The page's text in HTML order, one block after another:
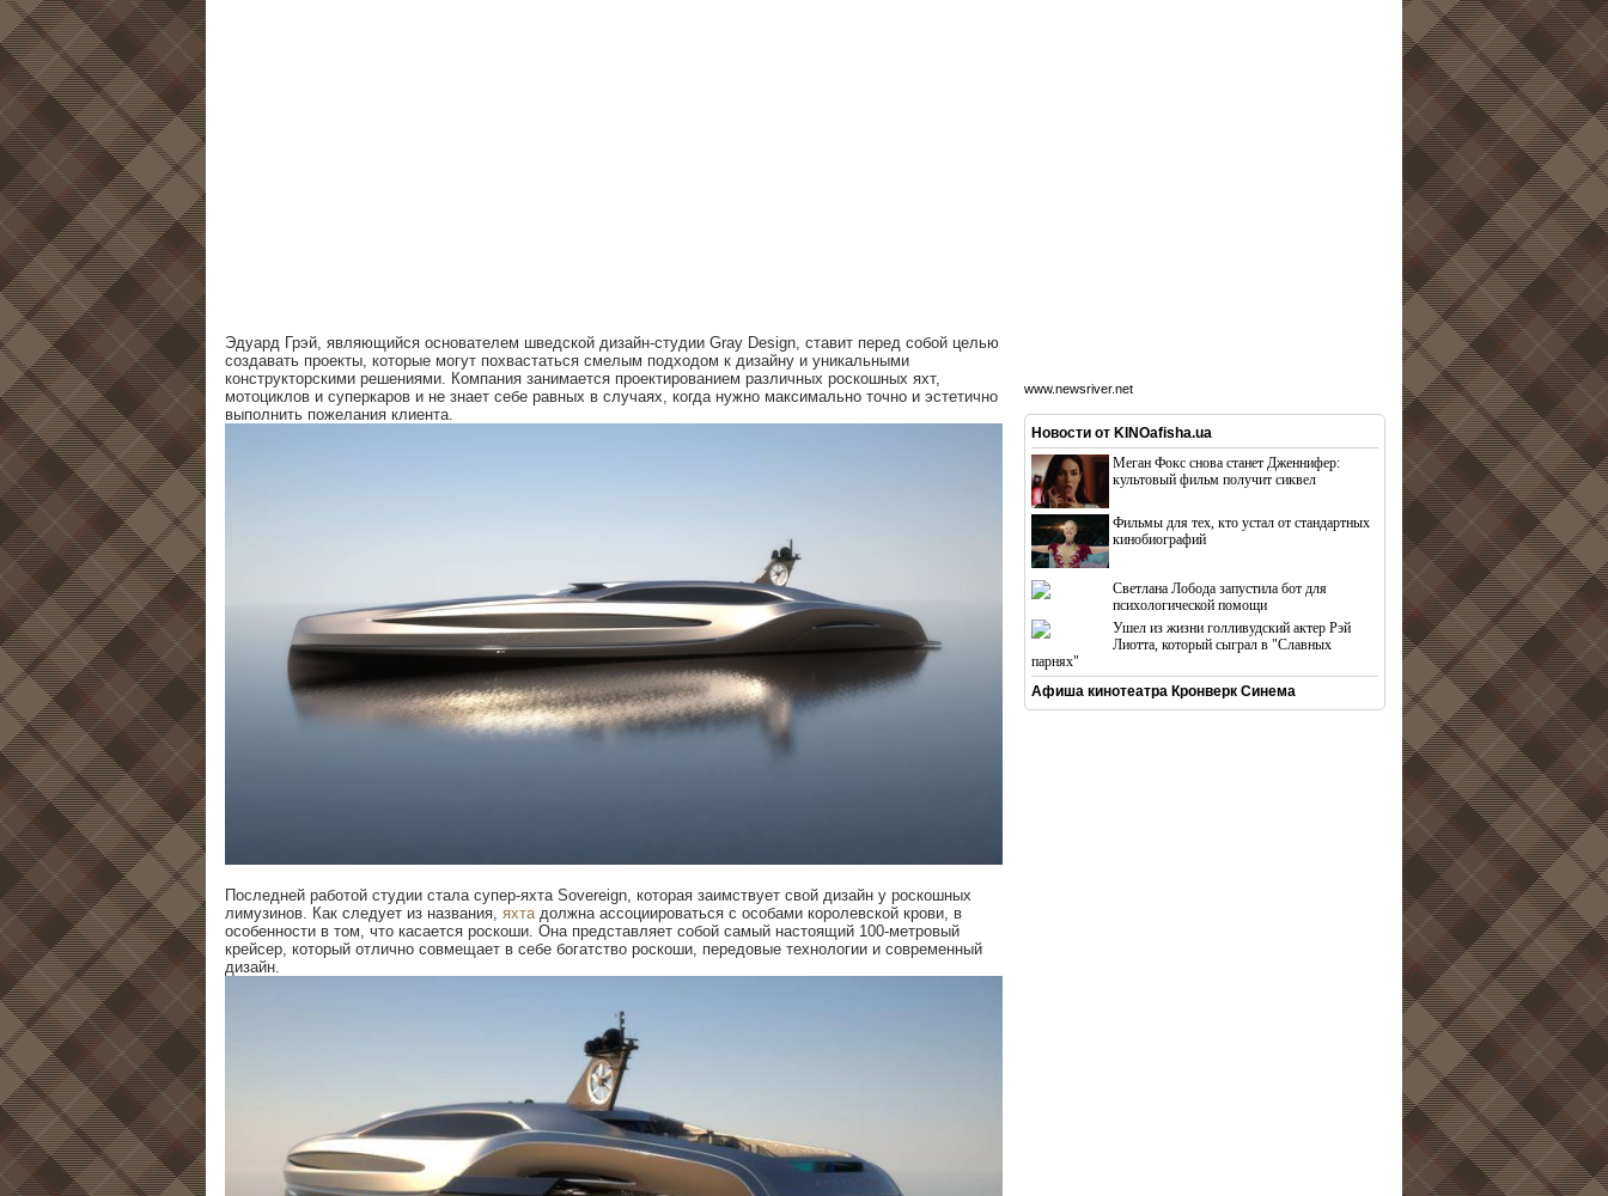
Эдуард Грэй, являющийся основателем шведской дизайн-студии Gray Design, ставит перед собой целью
создавать проекты, которые могут похвастаться смелым подходом к дизайну и уникальными
конструкторскими решениями. Компания занимается проектированием различных роскошных яхт,
мотоциклов и суперкаров и не знает себе равных в случаях, когда нужно максимально точно и эстетично
выполнить пожелания клиента.
Последней работой студии стала супер-яхта Sovereign, которая заимствует свой дизайн у роскошных
лимузинов. Как следует из названия, яхта должна ассоциироваться с особами королевской крови, в
особенности в том, что касается роскоши. Она представляет собой самый настоящий 100-метровый
крейсер, который отлично совмещает в себе богатство роскоши, передовые технологии и современный
дизайн.
www.newsriver.net
Новости от KINOafisha.ua
Меган Фокс снова станет Дженнифер:
культовый фильм получит сиквел
Фильмы для тех, кто устал от стандартных
кинобиографий
Светлана Лобода запустила бот для
психологической помощи
Ушел из жизни голливудский актер Рэй
Лиотта, который сыграл в "Славных
парнях"
Афиша кинотеатра Кронверк Синема